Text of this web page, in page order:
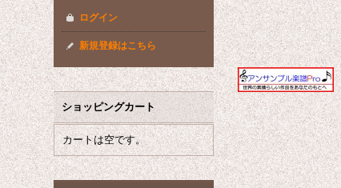
ログイン
新規登録はこちら
ショッピングカート
カートは空です。